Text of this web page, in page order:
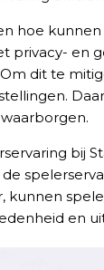
hoe
privacy-
dit te
bij
kunnen
en